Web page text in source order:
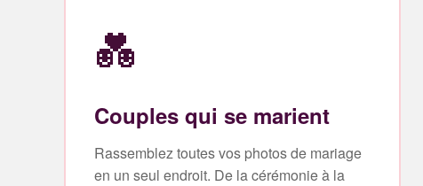
💑
Couples qui se marient
Rassemblez toutes vos photos de mariage
en un seul endroit. De la cérémonie à la